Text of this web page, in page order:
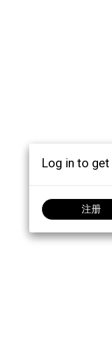
Log in to
注册